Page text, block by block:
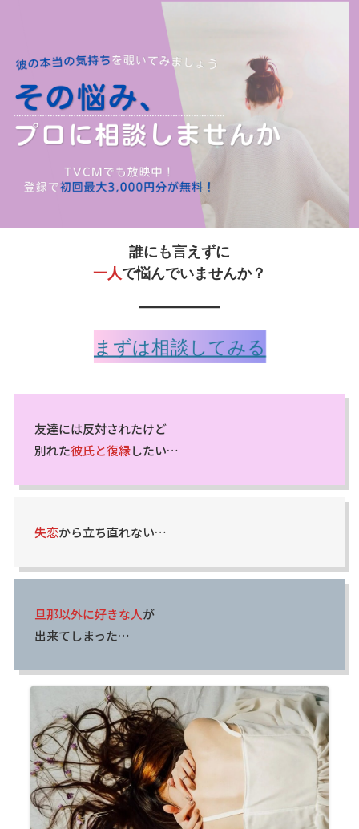
誰にも言えずに
一人で悩んでいませんか？
まずは相談してみる
友達には反対されたけど
別れた彼氏と復縁したい…
失恋から立ち直れない…
旦那以外に好きな人が
出来てしまった…